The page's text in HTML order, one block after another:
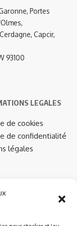
Portes
Capcir,
93100
LEGALES
de cookies
de confidentialité
légales